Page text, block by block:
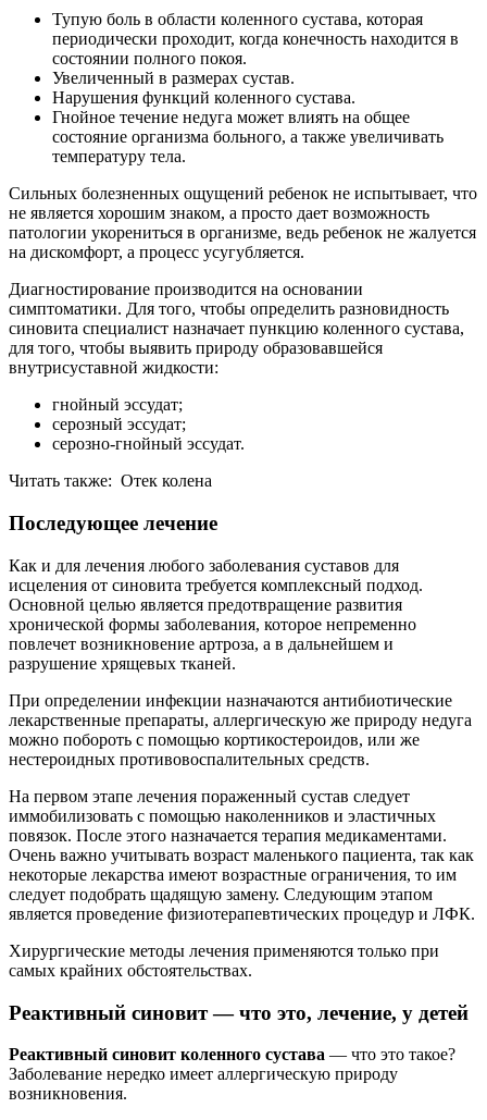
Тупую боль в области коленного сустава, которая
периодически проходит, когда конечность находится в
состоянии полного покоя.
Увеличенный в размерах сустав.
Нарушения функций коленного сустава.
Гнойное течение недуга может влиять на общее
состояние организма больного, а также увеличивать
температуру тела.
Сильных болезненных ощущений ребенок не испытывает, что
не является хорошим знаком, а просто дает возможность
патологии укорениться в организме, ведь ребенок не жалуется
на дискомфорт, а процесс усугубляется.
Диагностирование производится на основании
симптоматики. Для того, чтобы определить разновидность
синовита специалист назначает пункцию коленного сустава,
для того, чтобы выявить природу образовавшейся
внутрисуставной жидкости:
гнойный эссудат;
серозный эссудат;
серозно-гнойный эссудат.
Читать также: Отек колена
Последующее лечение
Как и для лечения любого заболевания суставов для
исцеления от синовита требуется комплексный подход.
Основной целью является предотвращение развития
хронической формы заболевания, которое непременно
повлечет возникновение артроза, а в дальнейшем и
разрушение хрящевых тканей.
При определении инфекции назначаются антибиотические
лекарственные препараты, аллергическую же природу недуга
можно побороть с помощью кортикостероидов, или же
нестероидных противовоспалительных средств.
На первом этапе лечения пораженный сустав следует
иммобилизовать с помощью наколенников и эластичных
повязок. После этого назначается терапия медикаментами.
Очень важно учитывать возраст маленького пациента, так как
некоторые лекарства имеют возрастные ограничения, то им
следует подобрать щадящую замену. Следующим этапом
является проведение физиотерапевтических процедур и ЛФК.
Хирургические методы лечения применяются только при
самых крайних обстоятельствах.
Реактивный синовит — что это, лечение, у детей
Реактивный синовит коленного сустава — что это такое?
Заболевание нередко имеет аллергическую природу
возникновения.